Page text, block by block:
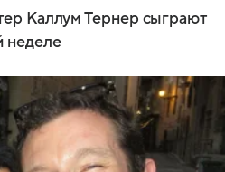
Каллум Тернер сыграют
неделе